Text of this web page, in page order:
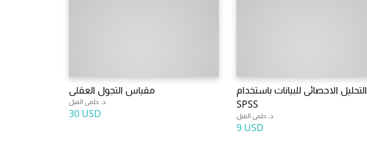
مقياس التجول العقلى
د. حلمى الفيل
30 USD
التحليل الاحصائى للبيانات باستخدام
SPSS
د. حلمى الفيل
9 USD